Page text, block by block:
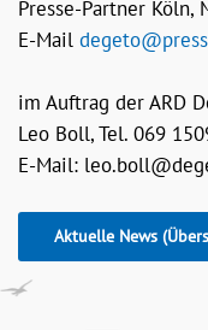
Presse-Partner Köln,
E-Mail
im Auftrag der ARD
Leo Boll, Tel. 069
E-Mail:
Aktuelle News